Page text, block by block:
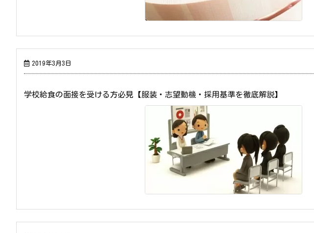
2019年3月3日
学校給食の面接を受ける方必見【服装・志望動機・採用基準を徹底解説】